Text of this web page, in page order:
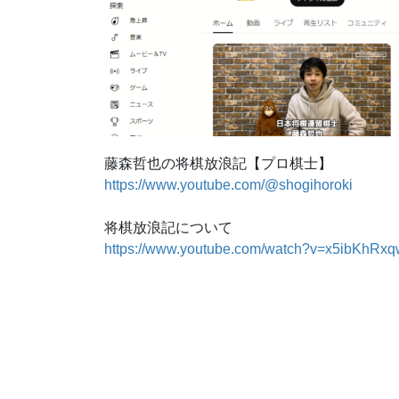
藤森哲也の将棋放浪記【プロ棋士】
https://www.youtube.com/@shogihoroki
将棋放浪記について
https://www.youtube.com/